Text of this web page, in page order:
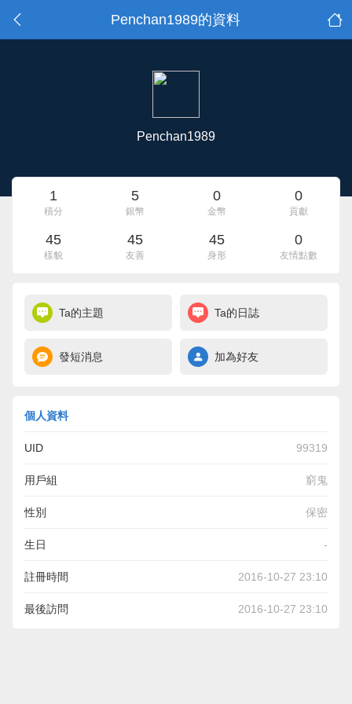
Penchan1989的資料
Penchan1989
1
積分
5
銀幣
0
金幣
0
貢獻
45
樣貌
45
友善
45
身形
0
友情點數
Ta的主題 Ta的日誌
發短消息 加為好友
個人資料
UID 99319
用戶組 窮鬼
性別 保密
生日 -
註冊時間 2016-10-27 23:10
最後訪問 2016-10-27 23:10